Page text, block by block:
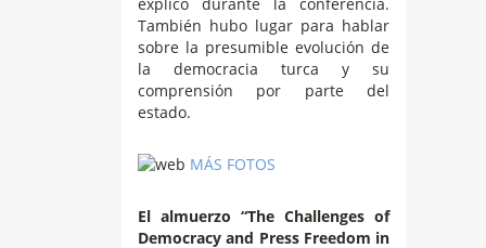
También hubo lugar para hablar
sobre la presumible evolución de
la democracia turca y su
comprensión por parte del
estado.
MÁS FOTOS
El almuerzo “The Challenges of
Democracy and Press Freedom in